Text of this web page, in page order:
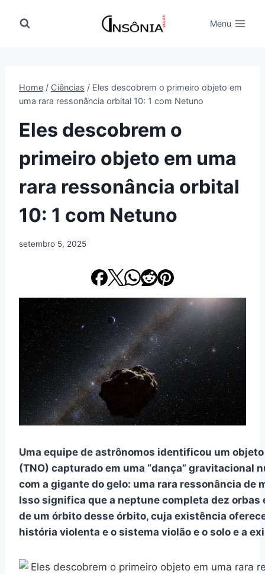
para
Menu
Home / Ciências / Eles descobrem o primeiro objeto em
uma rara ressonância orbital 10: 1 com Netuno
Eles descobrem o
primeiro objeto em uma
rara ressonância orbital
10: 1 com Netuno
setembro 5, 2025
Uma equipe de astrônomos identificou um
(TNO) capturado em uma “dança” gravitacional
com a gigante do gelo: uma rara ressonância de
Isso significa que a neptune completa dez orbas
de um órbito desse órbito, cuja existência
história violenta e o sistema violão e o solo e a